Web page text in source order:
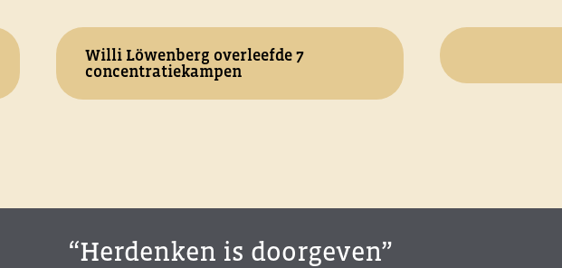
Willi Löwenberg overleefde 7
concentratiekampen
“Herdenken is doorgeven”